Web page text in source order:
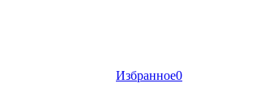
Избранное0